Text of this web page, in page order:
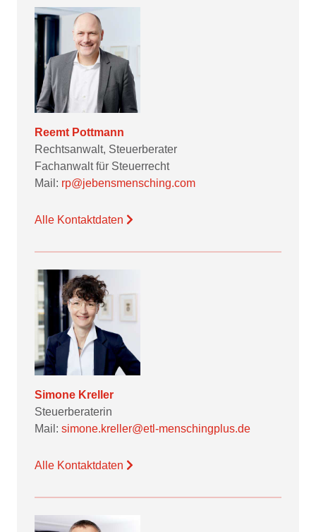
Reemt Pottmann
Rechtsanwalt, Steuerberater
Fachanwalt für Steuerrecht
Mail: rp@jebensmensching.com
Alle Kontaktdaten
Simone Kreller
Steuerberaterin
Mail: simone.kreller@etl-menschingplus.de
Alle Kontaktdaten